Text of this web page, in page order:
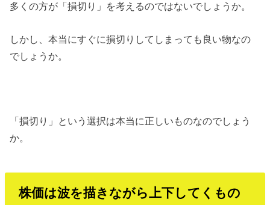
多くの方が「損切り」を考えるのではないでしょうか。
しかし、本当にすぐに損切りしてしまっても良い物なの
でしょうか。
「損切り」という選択は本当に正しいものなのでしょう
か。
株価は波を描きながら上下してくもの